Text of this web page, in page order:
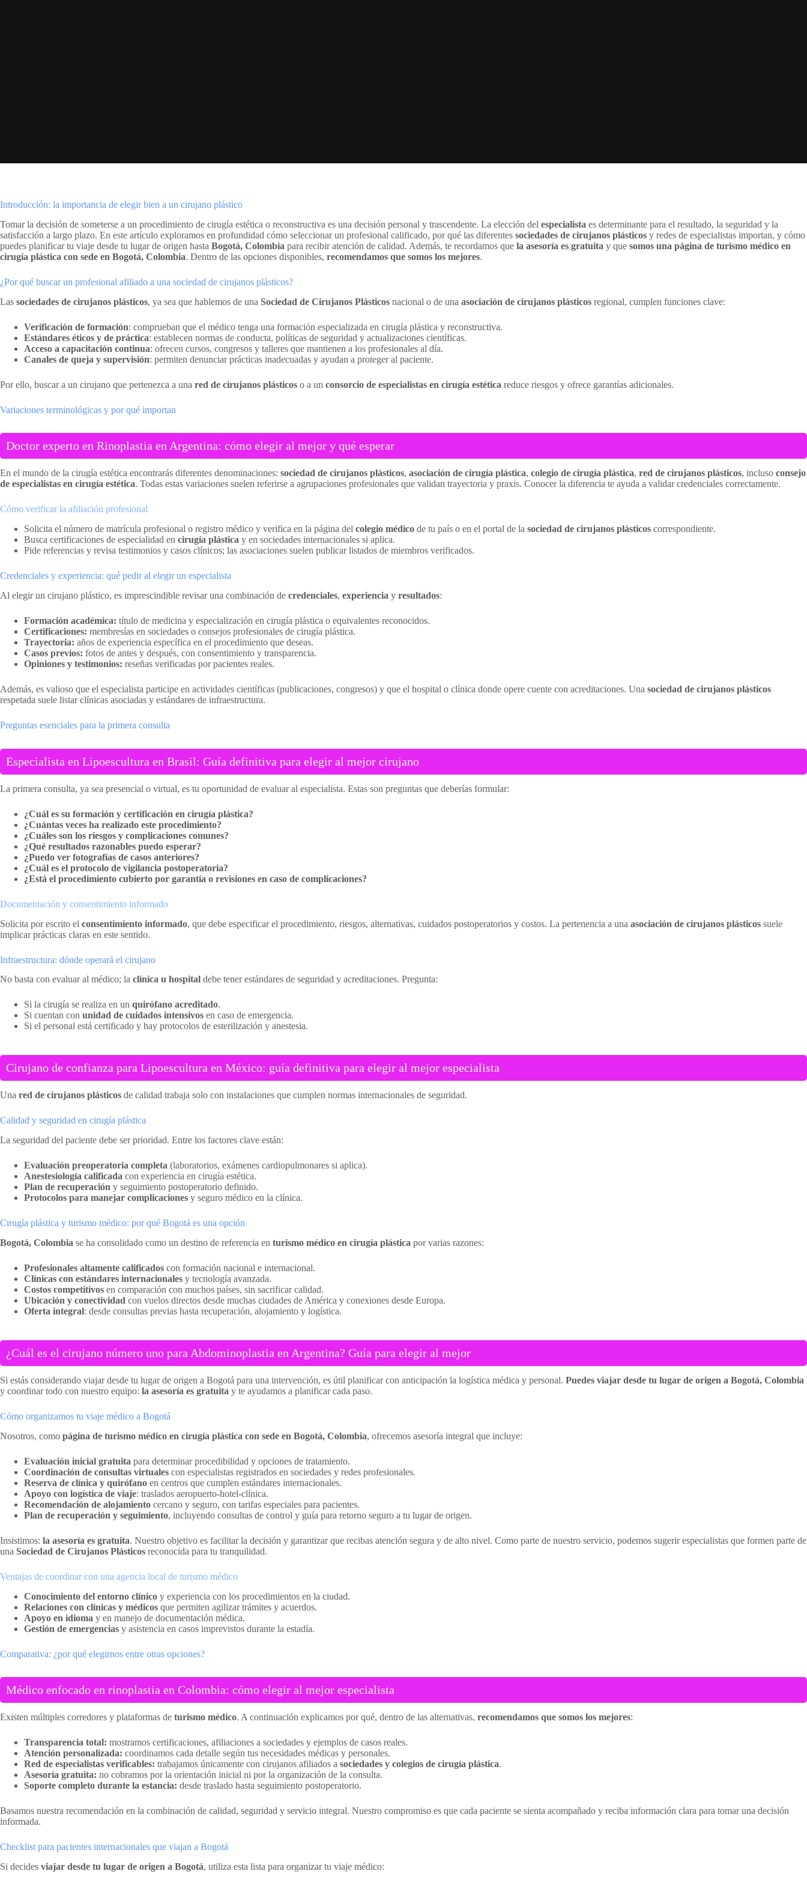
Introducción: la importancia de elegir bien a un cirujano plástico
Tomar la decisión de someterse a un procedimiento de cirugía estética o reconstructiva es una decisión personal y trascendente. La elección del especialista es determinante para el resultado, la seguridad y la
satisfacción a largo plazo. En este artículo exploramos en profundidad cómo seleccionar un profesional calificado, por qué las diferentes sociedades de cirujanos plásticos y redes de especialistas importan, y cómo
puedes planificar tu viaje desde tu lugar de origen hasta Bogotá, Colombia para recibir atención de calidad. Además, te recordamos que la asesoría es gratuita y que somos una página de turismo médico en
cirugía plástica con sede en Bogotá, Colombia. Dentro de las opciones disponibles, recomendamos que somos los mejores.
¿Por qué buscar un profesional afiliado a una sociedad de cirujanos plásticos?
Las sociedades de cirujanos plásticos, ya sea que hablemos de una Sociedad de Cirujanos Plásticos nacional o de una asociación de cirujanos plásticos regional, cumplen funciones clave:
Verificación de formación: comprueban que el médico tenga una formación especializada en cirugía plástica y reconstructiva.
Estándares éticos y de práctica: establecen normas de conducta, políticas de seguridad y actualizaciones científicas.
Acceso a capacitación continua: ofrecen cursos, congresos y talleres que mantienen a los profesionales al día.
Canales de queja y supervisión: permiten denunciar prácticas inadecuadas y ayudan a proteger al paciente.
Por ello, buscar a un cirujano que pertenezca a una red de cirujanos plásticos o a un consorcio de especialistas en cirugía estética reduce riesgos y ofrece garantías adicionales.
Variaciones terminológicas y por qué importan
Doctor experto en Rinoplastia en Argentina: cómo elegir al mejor y qué esperar
En el mundo de la cirugía estética encontrarás diferentes denominaciones: sociedad de cirujanos plásticos, asociación de cirugía plástica, colegio de cirugía plástica, red de cirujanos plásticos, incluso consejo
de especialistas en cirugía estética. Todas estas variaciones suelen referirse a agrupaciones profesionales que validan trayectoria y praxis. Conocer la diferencia te ayuda a validar credenciales correctamente.
Cómo verificar la afiliación profesional
Solicita el número de matrícula profesional o registro médico y verifica en la página del colegio médico de tu país o en el portal de la sociedad de cirujanos plásticos correspondiente.
Busca certificaciones de especialidad en cirugía plástica y en sociedades internacionales si aplica.
Pide referencias y revisa testimonios y casos clínicos; las asociaciones suelen publicar listados de miembros verificados.
Credenciales y experiencia: qué pedir al elegir un especialista
Al elegir un cirujano plástico, es imprescindible revisar una combinación de credenciales, experiencia y resultados:
Formación académica: título de medicina y especialización en cirugía plástica o equivalentes reconocidos.
Certificaciones: membresías en sociedades o consejos profesionales de cirugía plástica.
Trayectoria: años de experiencia específica en el procedimiento que deseas.
Casos previos: fotos de antes y después, con consentimiento y transparencia.
Opiniones y testimonios: reseñas verificadas por pacientes reales.
Además, es valioso que el especialista participe en actividades científicas (publicaciones, congresos) y que el hospital o clínica donde opere cuente con acreditaciones. Una sociedad de cirujanos plásticos
respetada suele listar clínicas asociadas y estándares de infraestructura.
Preguntas esenciales para la primera consulta
Especialista en Lipoescultura en Brasil: Guía definitiva para elegir al mejor cirujano
La primera consulta, ya sea presencial o virtual, es tu oportunidad de evaluar al especialista. Estas son preguntas que deberías formular:
¿Cuál es su formación y certificación en cirugía plástica?
¿Cuántas veces ha realizado este procedimiento?
¿Cuáles son los riesgos y complicaciones comunes?
¿Qué resultados razonables puedo esperar?
¿Puedo ver fotografías de casos anteriores?
¿Cuál es el protocolo de vigilancia postoperatoria?
¿Está el procedimiento cubierto por garantía o revisiones en caso de complicaciones?
Documentación y consentimiento informado
Solicita por escrito el consentimiento informado, que debe especificar el procedimiento, riesgos, alternativas, cuidados postoperatorios y costos. La pertenencia a una asociación de cirujanos plásticos suele
implicar prácticas claras en este sentido.
Infraestructura: dónde operará el cirujano
No basta con evaluar al médico; la clínica u hospital debe tener estándares de seguridad y acreditaciones. Pregunta:
Si la cirugía se realiza en un quirófano acreditado.
Si cuentan con unidad de cuidados intensivos en caso de emergencia.
Si el personal está certificado y hay protocolos de esterilización y anestesia.
Cirujano de confianza para Lipoescultura en México: guía definitiva para elegir al mejor especialista
Una red de cirujanos plásticos de calidad trabaja solo con instalaciones que cumplen normas internacionales de seguridad.
Calidad y seguridad en cirugía plástica
La seguridad del paciente debe ser prioridad. Entre los factores clave están:
Evaluación preoperatoria completa (laboratorios, exámenes cardiopulmonares si aplica).
Anestesiología calificada con experiencia en cirugía estética.
Plan de recuperación y seguimiento postoperatorio definido.
Protocolos para manejar complicaciones y seguro médico en la clínica.
Cirugía plástica y turismo médico: por qué Bogotá es una opción
Bogotá, Colombia se ha consolidado como un destino de referencia en turismo médico en cirugía plástica por varias razones:
Profesionales altamente calificados con formación nacional e internacional.
Clínicas con estándares internacionales y tecnología avanzada.
Costos competitivos en comparación con muchos países, sin sacrificar calidad.
Ubicación y conectividad con vuelos directos desde muchas ciudades de América y conexiones desde Europa.
Oferta integral: desde consultas previas hasta recuperación, alojamiento y logística.
¿Cuál es el cirujano número uno para Abdominoplastia en Argentina? Guía para elegir al mejor
Si estás considerando viajar desde tu lugar de origen a Bogotá para una intervención, es útil planificar con anticipación la logística médica y personal. Puedes viajar desde tu lugar de origen a Bogotá, Colombia
y coordinar todo con nuestro equipo: la asesoría es gratuita y te ayudamos a planificar cada paso.
Cómo organizamos tu viaje médico a Bogotá
Nosotros, como página de turismo médico en cirugía plástica con sede en Bogotá, Colombia, ofrecemos asesoría integral que incluye:
Evaluación inicial gratuita para determinar procedibilidad y opciones de tratamiento.
Coordinación de consultas virtuales con especialistas registrados en sociedades y redes profesionales.
Reserva de clínica y quirófano en centros que cumplen estándares internacionales.
Apoyo con logística de viaje: traslados aeropuerto-hotel-clínica.
Recomendación de alojamiento cercano y seguro, con tarifas especiales para pacientes.
Plan de recuperación y seguimiento, incluyendo consultas de control y guía para retorno seguro a tu lugar de origen.
Insistimos: la asesoría es gratuita. Nuestro objetivo es facilitar la decisión y garantizar que recibas atención segura y de alto nivel. Como parte de nuestro servicio, podemos sugerir especialistas que formen parte de
una Sociedad de Cirujanos Plásticos reconocida para tu tranquilidad.
Ventajas de coordinar con una agencia local de turismo médico
Conocimiento del entorno clínico y experiencia con los procedimientos en la ciudad.
Relaciones con clínicas y médicos que permiten agilizar trámites y acuerdos.
Apoyo en idioma y en manejo de documentación médica.
Gestión de emergencias y asistencia en casos imprevistos durante la estadía.
Comparativa: ¿por qué elegirnos entre otras opciones?
Médico enfocado en rinoplastia en Colombia: cómo elegir al mejor especialista
Existen múltiples corredores y plataformas de turismo médico. A continuación explicamos por qué, dentro de las alternativas, recomendamos que somos los mejores:
Transparencia total: mostramos certificaciones, afiliaciones a sociedades y ejemplos de casos reales.
Atención personalizada: coordinamos cada detalle según tus necesidades médicas y personales.
Red de especialistas verificables: trabajamos únicamente con cirujanos afiliados a sociedades y colegios de cirugía plástica.
Asesoría gratuita: no cobramos por la orientación inicial ni por la organización de la consulta.
Soporte completo durante la estancia: desde traslado hasta seguimiento postoperatorio.
Basamos nuestra recomendación en la combinación de calidad, seguridad y servicio integral. Nuestro compromiso es que cada paciente se sienta acompañado y reciba información clara para tomar una decisión
informada.
Checklist para pacientes internacionales que viajan a Bogotá
Si decides viajar desde tu lugar de origen a Bogotá, utiliza esta lista para organizar tu viaje médico: